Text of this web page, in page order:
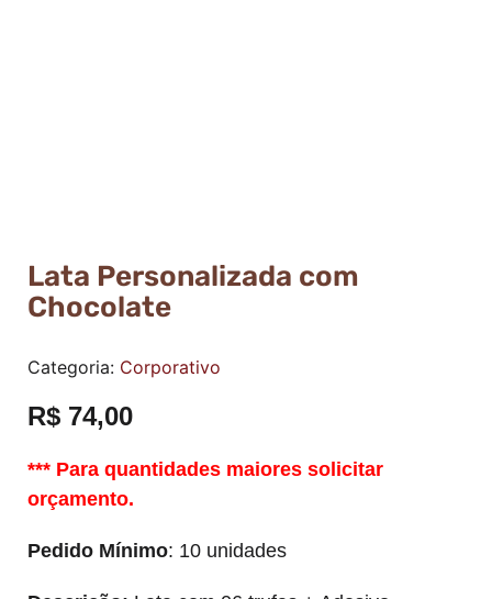
Lata Personalizada com
Chocolate
Categoria: Corporativo
R$ 74,00
*** Para quantidades maiores solicitar
orçamento.
Pedido Mínimo: 10 unidades